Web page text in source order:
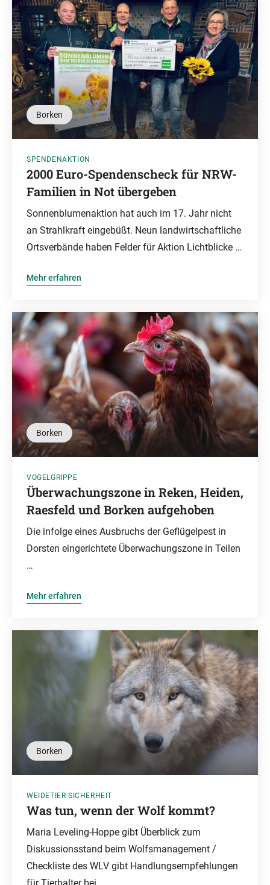
Borken
SPENDENAKTION
2000 Euro-Spendenscheck für NRW-
Familien in Not übergeben
Sonnenblumenaktion hat auch im 17. Jahr nicht
an Strahlkraft eingebüßt. Neun landwirtschaftliche
Ortsverbände haben Felder für Aktion Lichtblicke …
Mehr erfahren
Borken
VOGELGRIPPE
Überwachungszone in Reken, Heiden,
Raesfeld und Borken aufgehoben
Die infolge eines Ausbruchs der Geflügelpest in
Dorsten eingerichtete Überwachungszone in Teilen
…
Mehr erfahren
Borken
WEIDETIER-SICHERHEIT
Was tun, wenn der Wolf kommt?
Maria Leveling-Hoppe gibt Überblick zum
Diskussionsstand beim Wolfsmanagement /
Checkliste des WLV gibt Handlungsempfehlungen